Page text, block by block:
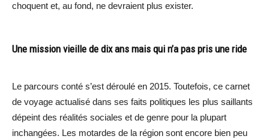
choquent et, au fond, ne devraient plus exister.
Une mission vieille de dix ans mais qui n’a pas pris une ride
Le parcours conté s’est déroulé en 2015. Toutefois, ce carnet
de voyage actualisé dans ses faits politiques les plus saillants
dépeint des réalités sociales et de genre pour la plupart
inchangées. Les motardes de la région sont encore bien peu